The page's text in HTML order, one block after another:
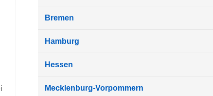
Bremen
Hamburg
Hessen
Mecklenburg-Vorpommern